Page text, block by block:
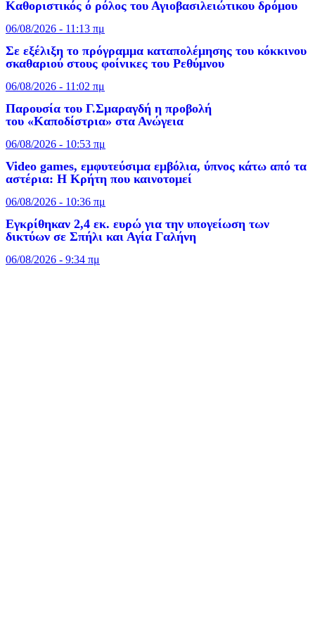
Καθοριστικός ό ρόλος του Αγιοβασιλειώτικου δρόμου
06/08/2026 - 11:13 πμ
Σε εξέλιξη το πρόγραμμα καταπολέμησης του κόκκινου
σκαθαριού στους φοίνικες του Ρεθύμνου
06/08/2026 - 11:02 πμ
Παρουσία του Γ.Σμαραγδή η προβολή
του «Καποδίστρια» στα Ανώγεια
06/08/2026 - 10:53 πμ
Video games, εμφυτεύσιμα εμβόλια, ύπνος κάτω από τα
αστέρια: Η Κρήτη που καινοτομεί
06/08/2026 - 10:36 πμ
Εγκρίθηκαν 2,4 εκ. ευρώ για την υπογείωση των
δικτύων σε Σπήλι και Αγία Γαλήνη
06/08/2026 - 9:34 πμ